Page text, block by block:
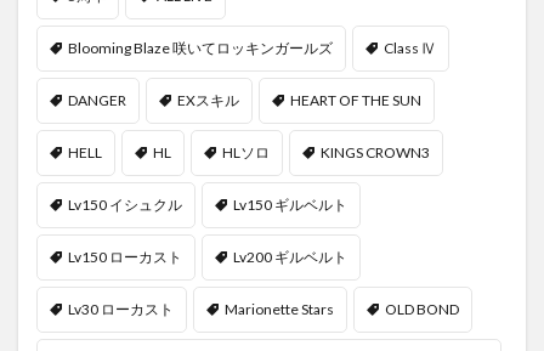
Blooming Blaze 咲いてロッキンガールズ Class Ⅳ
DANGER EXスキル HEART OF THE SUN
HELL HL HLソロ KINGS CROWN3
Lv150 イシュクル Lv150 ギルベルト
Lv150 ローカスト Lv200 ギルベルト
Lv30 ローカスト Marionette Stars OLD BOND